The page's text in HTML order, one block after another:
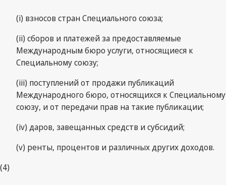
(i) взносов стран Специального союза;
(ii) сборов и платежей за предоставляемые
Международным бюро услуги, относящиеся к
Специальному союзу;
(iii) поступлений от продажи публикаций
Международного бюро, относящихся к Специальному
союзу, и от передачи прав на такие публикации;
(iv) даров, завещанных средств и субсидий;
(v) ренты, процентов и различных других доходов.
(4)